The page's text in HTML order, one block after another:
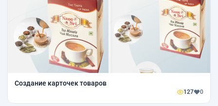
Создание карточек товаров
127 0